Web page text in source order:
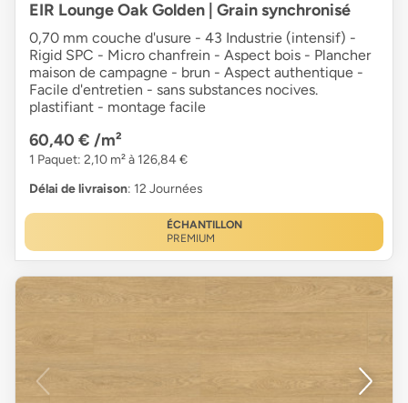
EIR Lounge Oak Golden | Grain synchronisé
0,70 mm couche d'usure - 43 Industrie (intensif) -
Rigid SPC - Micro chanfrein - Aspect bois - Plancher
maison de campagne - brun - Aspect authentique -
Facile d'entretien - sans substances nocives.
plastifiant - montage facile
60,40 € /m²
1 Paquet: 2,10 m² à 126,84 €
Délai de livraison: 12 Journées
ÉCHANTILLON
PREMIUM